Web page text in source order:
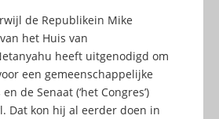
de Republikein Mike
het Huis van
heeft uitgenodigd om
een gemeenschappelijke
de Senaat (‘het Congres’)
Dat kon hij al eerder doen in